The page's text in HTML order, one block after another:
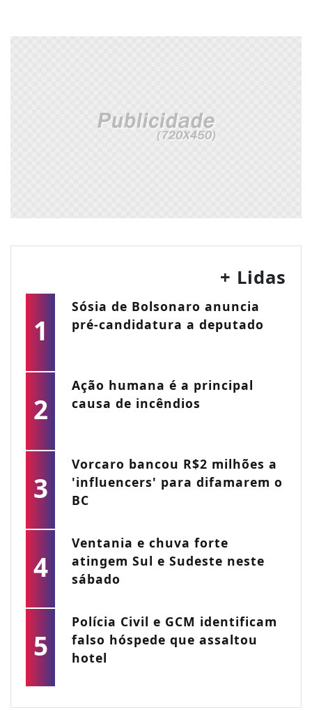
+ Lidas
1
Sósia de Bolsonaro anuncia
pré-candidatura a deputado
2
Ação humana é a principal
causa de incêndios
3
Vorcaro bancou R$2 milhões a
'influencers' para difamarem o
BC
4
Ventania e chuva forte
atingem Sul e Sudeste neste
sábado
5
Polícia Civil e GCM identificam
falso hóspede que assaltou
hotel